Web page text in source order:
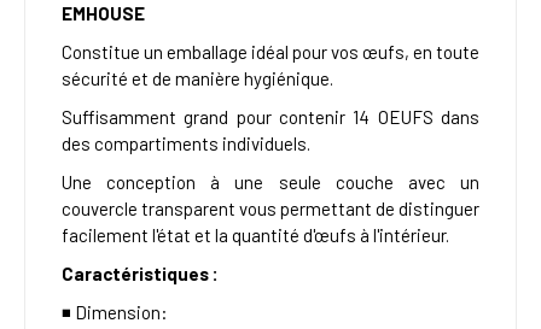
EMHOUSE
Constitue un emballage idéal pour vos œufs, en toute
sécurité et de manière hygiénique.
Suffisamment grand pour contenir 14 OEUFS dans
des compartiments individuels.
Une conception à une seule couche avec un
couvercle transparent vous permettant de distinguer
facilement l'état et la quantité d'œufs à l'intérieur.
Caractéristiques :
◾ ️ Dimension: